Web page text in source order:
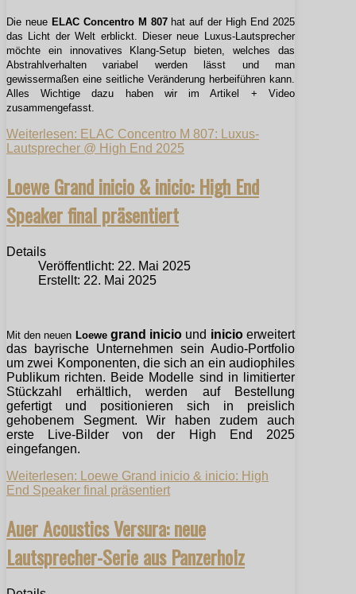
Die neue ELAC Concentro M 807hat auf der High End 2025
das Licht der Welt erblickt. Dieser neue Luxus-Lautsprecher
möchte ein innovatives Klang-Setup bieten, welches das
Abstrahlverhalten variabel werden lässt und man
gewissermaßen eine seitliche Veränderung herbeiführen kann.
Alles Wichtige dazu haben wir im Artikel + Video
zusammengefasst.
Weiterlesen: ELAC Concentro M 807: Luxus-
Lautsprecher @ High End 2025
Loewe Grand inicio & inicio: High End
Speaker final präsentiert
Details
Veröffentlicht: 22. Mai 2025
Erstellt: 22. Mai 2025
Mit den neuen Loewe grand inicio und inicioerweitert
das bayrische Unternehmen sein Audio-Portfolio
um zwei Komponenten, die sich an ein audiophiles
Publikum richten. Beide Modelle sind in limitierter
Stückzahl erhältlich, werden auf Bestellung
gefertigt und positionieren sich in preislich
gehobenem Segment. Wir haben zudem auch
erste Live-Bilder von der High End 2025
eingefangen.
Weiterlesen: Loewe Grand inicio & inicio: High
End Speaker final präsentiert
Auer Acoustics Versura: neue
Lautsprecher-Serie aus Panzerholz